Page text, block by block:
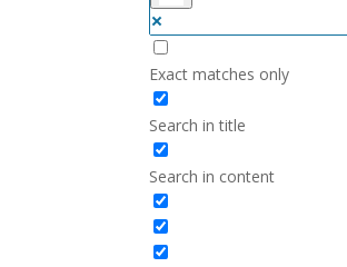
Exact matches only
Search in title
Search in content